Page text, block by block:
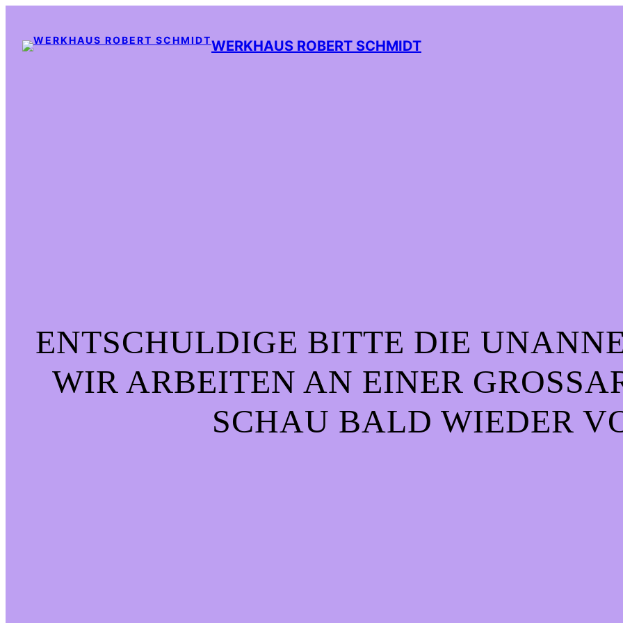
WERKHAUS ROBERT SCHMIDT
ENTSCHULDIGE BITTE DIE
WIR ARBEITEN AN EINER
CHAU BALD WIEDER